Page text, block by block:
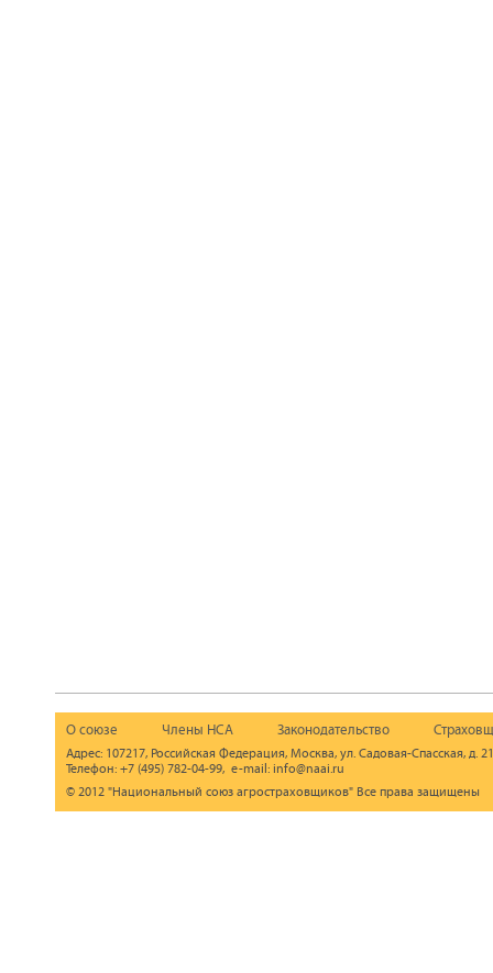
О союзе Члены НСА Законодательство
Адрес: 107217, Российская Федерация, Москва, ул. Садовая-Спасская, д.
Телефон: +7 (495) 782-04-99, e-mail: info@naai.ru
© 2012 "Национальный союз агростраховщиков" Все права защищены